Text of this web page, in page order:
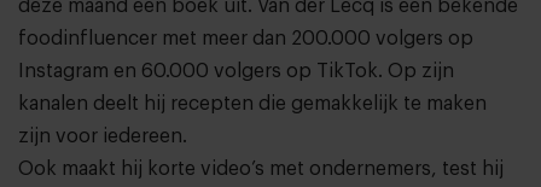
deze maand een boek uit. Van der Lecq is een bekende
foodinfluencer met meer dan 200.000 volgers op
Instagram en 60.000 volgers op TikTok. Op zijn
kanalen deelt hij recepten die gemakkelijk te maken
zijn voor iedereen.
Ook maakt hij korte video’s met ondernemers, test hij